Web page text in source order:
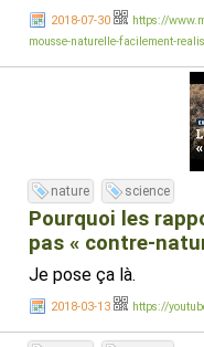
2018-07-30
https://
mousse-naturelle-facilement-
nature science
Pourquoi les
pas « contre-
Je pose ça là.
2018-03-13 https://